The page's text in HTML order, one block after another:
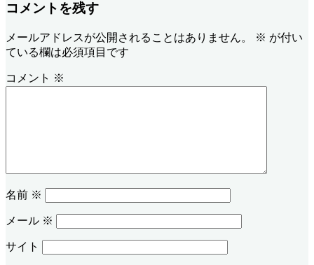
コメントを残す
メールアドレスが公開されることはありません。 ※ が付い
ている欄は必須項目です
コメント ※
名前 ※
メール ※
サイト